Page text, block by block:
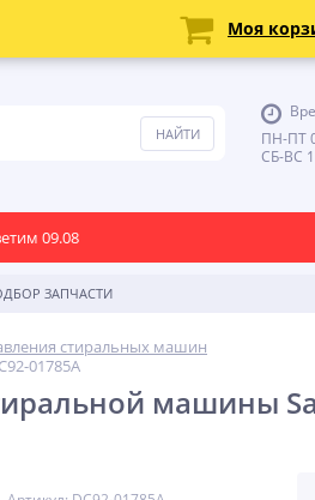
ПН-ПТ
СБ-ВС
09.08
ЗАПЧАСТИ
стиральных машин
01785A
машины
Моя